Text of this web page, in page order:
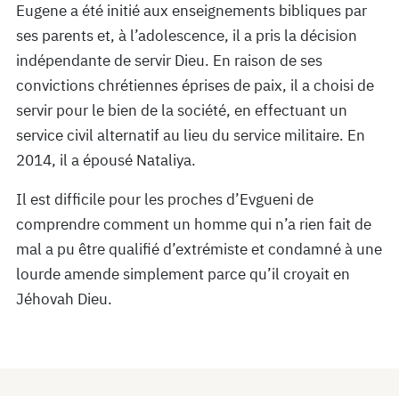
Eugene a été initié aux enseignements bibliques par
ses parents et, à l’adolescence, il a pris la décision
indépendante de servir Dieu. En raison de ses
convictions chrétiennes éprises de paix, il a choisi de
servir pour le bien de la société, en effectuant un
service civil alternatif au lieu du service militaire. En
2014, il a épousé Nataliya.
Il est difficile pour les proches d’Evgueni de
comprendre comment un homme qui n’a rien fait de
mal a pu être qualifié d’extrémiste et condamné à une
lourde amende simplement parce qu’il croyait en
Jéhovah Dieu.